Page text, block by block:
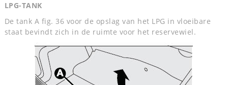
LPG-TANK
De tank A fig. 36 voor de opslag van het LPG in vloeibare
staat bevindt zich in de ruimte voor het reservewiel.